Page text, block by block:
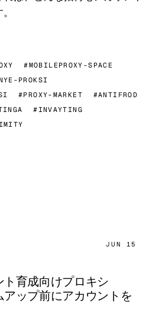
#MOBILEPROXY-SPACE
PROKSI
#PROXY-MARKET
#ANTIFROD
#INVAYTING
JUN 15
育成向けプロキシ
ップ前にアカウントを